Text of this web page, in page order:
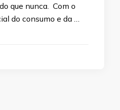
que nunca. Com o
do consumo e da …